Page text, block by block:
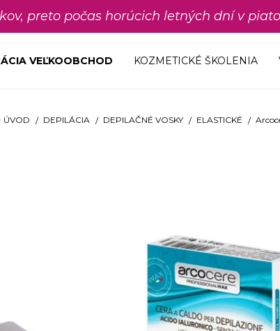
preto počas horúcich letných dní v
VEĽKOOBCHOD KOZMETICKÉ ŠKOLENIA
ÚVOD DEPILÁCIA DEPILAČNÉ VOSKY ELASTICKÉ